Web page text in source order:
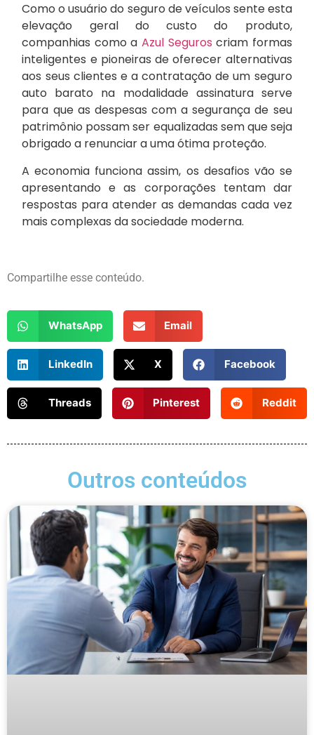
Como o usuário do seguro de veículos sente esta
elevação geral do custo do produto,
companhias como a Azul Seguros criam formas
inteligentes e pioneiras de oferecer alternativas
aos seus clientes e a contratação de um seguro
auto barato na modalidade assinatura serve
para que as despesas com a segurança de seu
patrimônio possam ser equalizadas sem que seja
obrigado a renunciar a uma ótima proteção.
A economia funciona assim, os desafios vão se
apresentando e as corporações tentam dar
respostas para atender as demandas cada vez
mais complexas da sociedade moderna.
Compartilhe esse conteúdo.
WhatsApp Email
LinkedIn X Facebook
Threads Pinterest Reddit
Outros conteúdos